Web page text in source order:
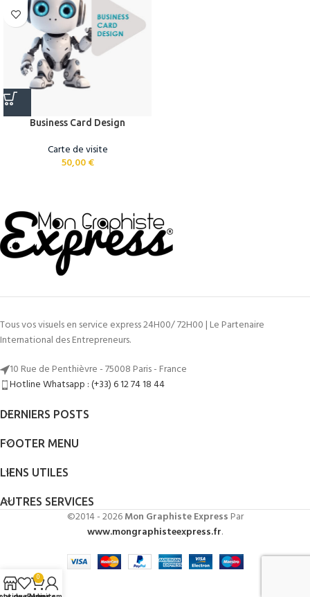
Business Card Design
Carte de visite
50,00€
Tous vos visuels en service express 24H00/ 72H00 | Le Partenaire
International des Entrepreneurs.
10 Rue de Penthièvre - 75008 Paris - France
Hotline Whatsapp : (+33) 6 12 74 18 44
DERNIERS POSTS
FOOTER MENU
LIENS UTILES
AUTRES SERVICES
©2014 - 2026Mon Graphiste Express Par
www.mongraphisteexpress.fr.
0